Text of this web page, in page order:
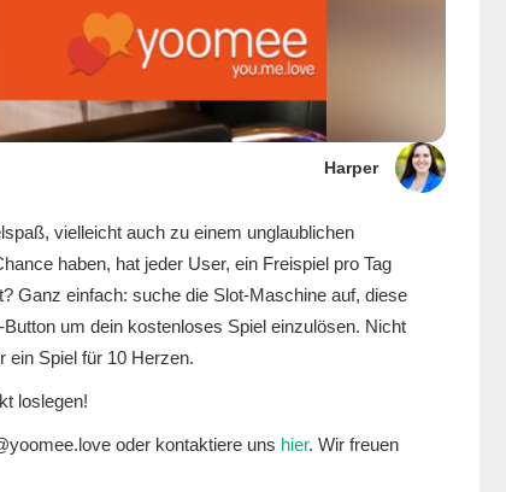
Harper
vielleicht auch zu einem unglaublichen
haben, hat jeder User, ein Freispiel pro Tag
Ganz einfach: suche die Slot-Maschine auf, diese
um dein kostenloses Spiel einzulösen. Nicht
ein Spiel für 10 Herzen.
loslegen!
oder kontaktiere uns hier. Wir freuen